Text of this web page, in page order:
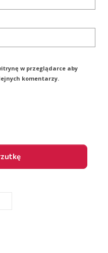
w przeglądarce aby
komentarzy.